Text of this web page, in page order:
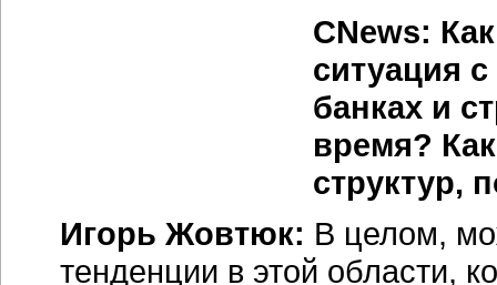
CNews:
ситуация
банках и
время?
структур,
Игорь Жовтюк: В целом,
тенденции в этой области,